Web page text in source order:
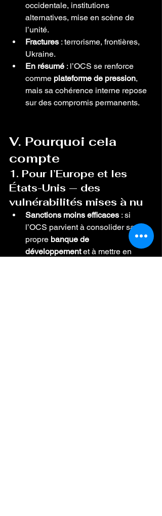
occidentale, institutions
alternatives, mise en scène de
l’unité.
Fractures : terrorisme, frontières,
Ukraine.
En résumé : l’OCS se renforce
comme plateforme de pression,
mais sa cohérence interne repose
sur des compromis permanents.
V. Pourquoi cela
compte
1. Pour l’Europe et les
États-Unis — des
vulnérabilités mises à nu
Sanctions moins efficaces : si
l’OCS parvient à consolider sa
propre banque de
développement et à mettre en